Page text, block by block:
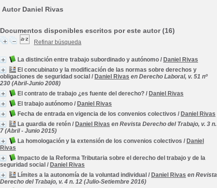
Autor Daniel Rivas
Documentos disponibles escritos por este autor (16)
Refinar búsqueda
La distinción entre trabajo subordinado y autónomo / Daniel Rivas
El concubinato y la modificación de las normas sobre derechos y
obligaciones de seguridad social / Daniel Rivas en Derecho Laboral, v. 51 nº
230 (Abril-Junio 2008)
El contrato de trabajo ¿es fuente del derecho? / Daniel Rivas
El trabajo autónomo / Daniel Rivas
Fecha de entrada en vigencia de los convenios colectivos / Daniel Rivas
La guardia de retén / Daniel Rivas en Revista Derecho del Trabajo, v. 3 n.
7 (Abril - Junio 2015)
La homologación y la extensión de los convenios colectivos / Daniel
Rivas
Impacto de la Reforma Tributaria sobre el derecho del trabajo y de la
seguridad social / Daniel Rivas
Límites a la autonomía de la voluntad individual / Daniel Rivas en Revista
Derecho del Trabajo, v. 4 n. 12 (Julio-Setiembre 2016)